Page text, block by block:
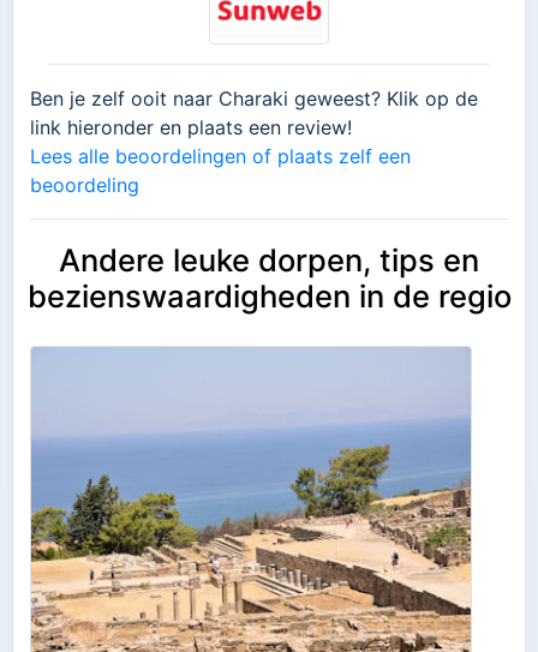
Ben je zelf ooit naar Charaki geweest? Klik op de
link hieronder en plaats een review!
Lees alle beoordelingen of plaats zelf een
beoordeling
Andere leuke dorpen, tips en
bezienswaardigheden in de regio